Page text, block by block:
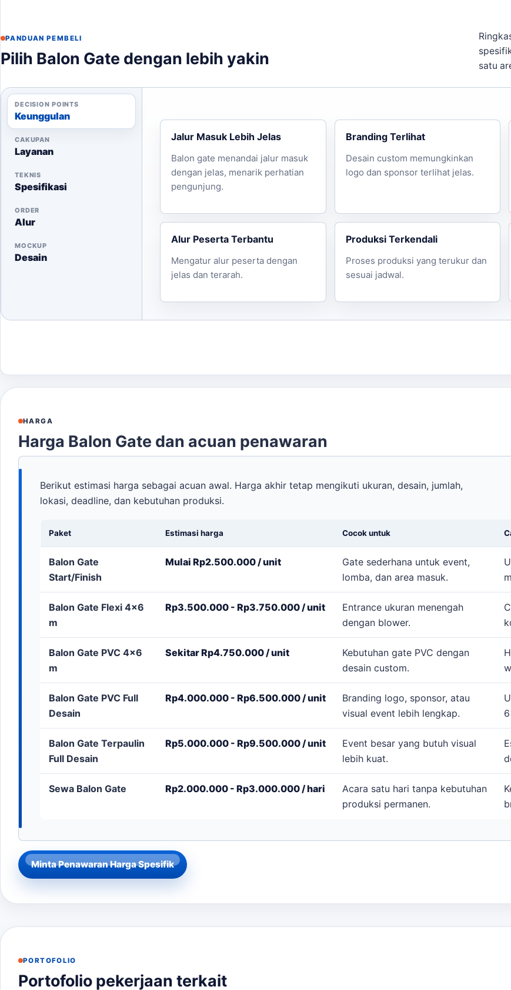
PANDUAN PEMBELI
Pilih Balon Gate dengan lebih yakin
satu
DECISION POINTS
Keunggulan
CAKUPAN
Layanan
TEKNIS
Spesifikasi
ORDER
Alur
MOCKUP
Desain
Jalur Masuk Lebih Jelas
Balon gate menandai jalur masuk
dengan jelas, menarik perhatian
pengunjung.
Branding Terlihat
Desain custom memungkinkan
logo dan sponsor terlihat jelas.
Alur Peserta Terbantu
Mengatur alur peserta dengan
jelas dan terarah.
Produksi Terkendali
Proses produksi yang terukur dan
sesuai jadwal.
HARGA
Harga Balon Gate dan acuan penawaran
Berikut estimasi harga sebagai acuan awal. Harga akhir tetap mengikuti ukuran, desain, jumlah,
lokasi, deadline, dan kebutuhan produksi.
Paket Estimasi harga Cocok untuk
Balon Gate
Start/Finish
Mulai Rp2.500.000 / unit
Gate sederhana untuk event,
lomba, dan area masuk.
Balon Gate Flexi 4x6
m
Rp3.500.000 - Rp3.750.000 / unit
Entrance ukuran menengah
dengan blower.
Balon Gate PVC 4x6
m
Sekitar Rp4.750.000 / unit
Kebutuhan gate PVC dengan
desain custom.
Balon Gate PVC Full
Desain
Rp4.000.000 - Rp6.500.000 / unit
Branding logo, sponsor, atau
visual event lebih lengkap.
Balon Gate Terpaulin
Full Desain
Rp5.000.000 - Rp9.500.000 / unit
Event besar yang butuh visual
lebih kuat.
Sewa Balon Gate Rp2.000.000 - Rp3.000.000 / hari
Acara satu hari tanpa kebutuhan
produksi permanen.
Minta Penawaran Harga Spesifik
PORTOFOLIO
Portofolio pekerjaan terkait